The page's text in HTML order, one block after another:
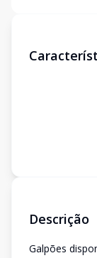
Descrição
Galpões